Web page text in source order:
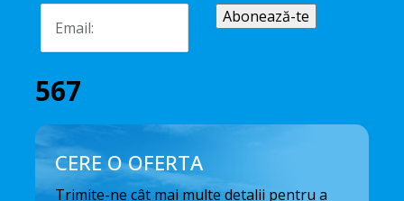
567
CERE O OFERTA
Trimite-ne cât mai multe detalii pentru a